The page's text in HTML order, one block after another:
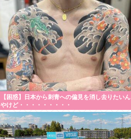
【困惑】日本から刺青への偏見を消し去りたいん
やけど・・・・・・・・・